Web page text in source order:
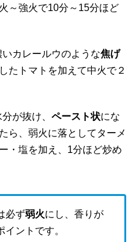
～強火で10分～15分ほど
カレールウのような焦げ
たトマトを加えて中火で２
が抜け、 ペースト状にな
ら、弱火に落としてターメ
・塩を加え、1分ほど炒め
必ず弱火にし、香りが
ントです。